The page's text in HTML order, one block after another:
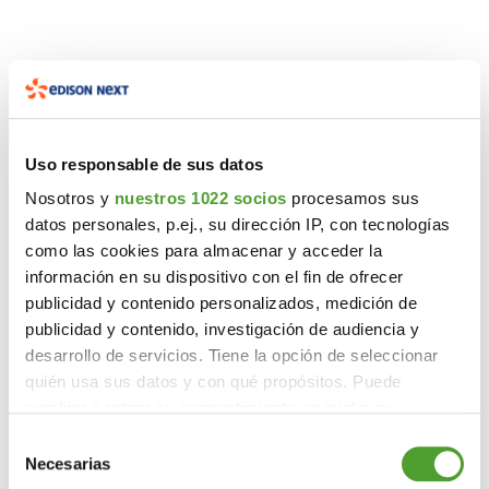
Uso responsable de sus datos
Nosotros y nuestros 1022 socios procesamos sus
datos personales, p.ej., su dirección IP, con tecnologías
como las cookies para almacenar y acceder la
información en su dispositivo con el fin de ofrecer
publicidad y contenido personalizados, medición de
publicidad y contenido, investigación de audiencia y
desarrollo de servicios. Tiene la opción de seleccionar
quién usa sus datos y con qué propósitos. Puede
el Menú de consentimiento.
Necesarias